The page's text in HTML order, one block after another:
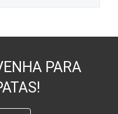
PARA